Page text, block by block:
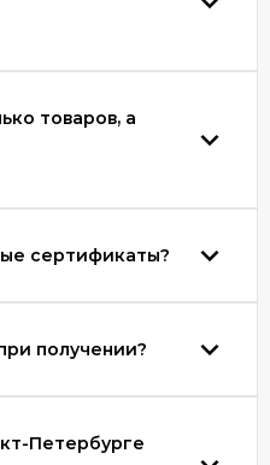
товаров, а
сертификаты?
получении?
Петербурге